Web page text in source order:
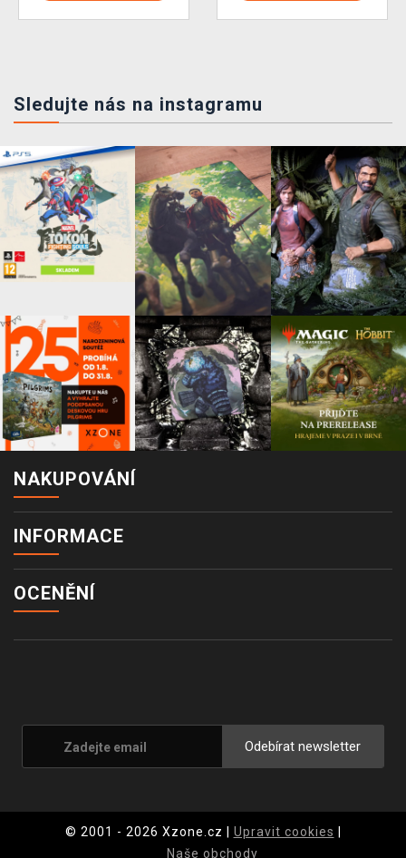
Sledujte nás na instagramu
NAKUPOVÁNÍ
INFORMACE
OCENĚNÍ
Odebírat newsletter
© 2001 - 2026 Xzone.cz | Upravit cookies
Naše obchody